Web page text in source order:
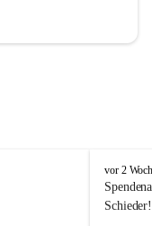
B
u
c
vor 2
Schieder!